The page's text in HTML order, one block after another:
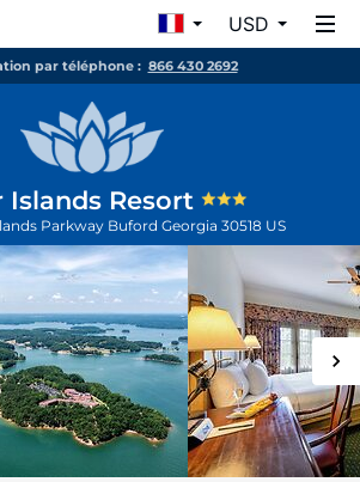
USD
par téléphone : 866 430 2692
Islands Resort
Parkway Buford Georgia 30518 US